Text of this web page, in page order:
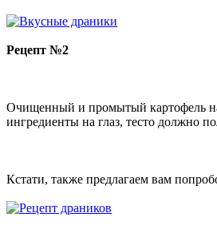
Рецепт №2
Очищенный и промытый картофель
ингредиенты на глаз, тесто должно
Кстати, также предлагаем вам